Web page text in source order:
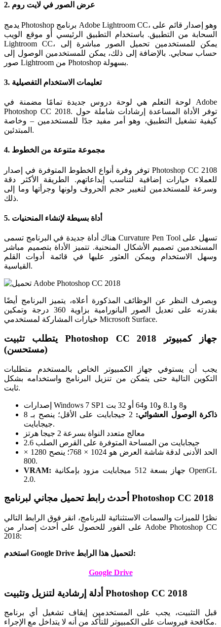
2. عرض الصور في لايت روم
يدمج Photoshop برنامج Adobe Lightroom CC، وهو إصدار قائم على
السحابة من التطبيق. باستخدام التطبيق الرئيسي أو موقع الويب
Lightroom CC، يمكن للمستخدمين تحميل الصور مباشرة إلى
حساب سحابي. بالإضافة إلى ذلك، يمكن للمستخدمين الوصول إلى
صور Lightroom من Photoshop بسهولة.
3. تعليمات الاستخدام التفصيلية
لوحة التعلم هي لوحة دروس جديدة تمامًا مضمنة في Adobe
Photoshop CC 2018. توفر الأداة المساعدة إرشادات شاملة حول
كيفية تشغيل التطبيق، وهو أمر مفيد جدًا للمستخدمين – وخاصة
المبتدئين.
4. مجموعة متنوعة من الخطوط
توفر وفرة أنواع الخطوط المتوفرة في إصدار Photoshop CC 2108
للعملاء خيارات إضافية لتناسب إبداعاتهم. الطريقة الأكثر دقة
وسرعة للمستخدمين لتغيير حجم الحروف ولونها وجرأتها وما إلى
ذلك.
5. أداة بسيطة لإنشاء المنحنيات
هناك أداة جديدة في البرنامج تسمى Curvature Pen Tool تسهل على
المستخدمين تصميم الأشكال المنحنية. تتميز الأداة بتصميم مباشر
وسهل الاستخدام ويمكن العثور عليها في قائمة أدوات القلم
القياسية.
وبصرف النظر عن الوظائف المذكورة أعلاه، يتميز البرنامج أيضًا
بقدرته على تعديل الصور البانورامية بزاوية 360 درجة وتمكين
خيارات المشاركة لمستخدمي Microsoft Surface.
يتطلب تثبيت Photoshop CC 2018 جهاز كمبيوتر
(مستحسن)
يجب أن يستوفي جهاز الكمبيوتر الخاص بالمستخدم متطلبات
التكوين التالية حتى يتمكن من تنزيل البرنامج واستخدامه بشكل
ثابت.
إصدارات Windows 7 SP1 و8 و8.1 و10 و64 أو 32 بت
ذاكرة الوصول العشوائي:
2 جيجابايت على الأقل؛ ينصح بـ 8
جيجابايت.
معالج متعدد النواة بسرعة 2 جيجا هرتز
2.6 جيجابايت من المساحة المتوفرة على القرص الصلب
الحد الأدنى لدقة شاشة العرض هو 1024 × 768؛ ينصح 1280 ×
800.
VRAM:
2.0.
أحدث رابط تحميل مجاني لبرنامج Photoshop CC 2018
نظرًا للميزات والسمات الاستثنائية للبرنامج، انقر فوق الرابط التالي
على الفور للحصول على أحدث إصدار من Adobe Photoshop CC
2018:
استخدم Google Drive لتحميل هذا الرابط:
Google Drive
أدلة إرشادية لتنزيل وتثبيت Photoshop CC 2018
قبل التثبيت، يجب على المستخدمين إيقاف تشغيل أي برنامج
مكافحة فيروسات على الكمبيوتر للتأكد من أنه لا يتداخل مع الإجراء.